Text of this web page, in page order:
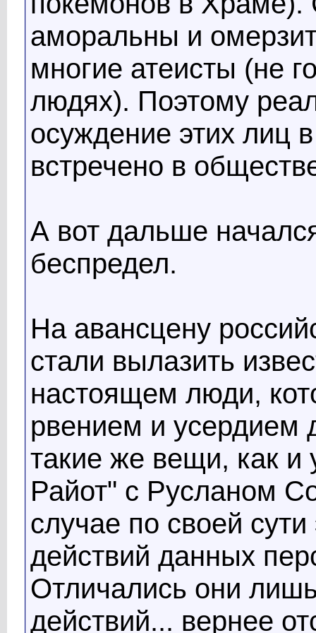
аморальны и
многие атеисты (не
людях). Поэтому
осуждение этих лиц
встречено в
А вот дальше
беспредел.
На авансцену
стали вылазить
настоящем люди,
рвением и усердием
такие же вещи, как
Райот" с Русланом
случае по своей
действий данных
Отличались они
действий... вернее